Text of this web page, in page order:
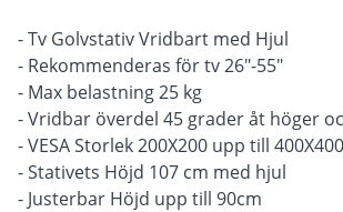
- Tv Golvstativ Vridbart med Hjul
- Rekommenderas för tv 26"-55"
- Max belastning 25 kg
- Vridbar överdel 45 grader åt höger
- VESA Storlek 200X200 upp till 400X400
- Stativets Höjd 107 cm med hjul
- Justerbar Höjd upp till 90cm